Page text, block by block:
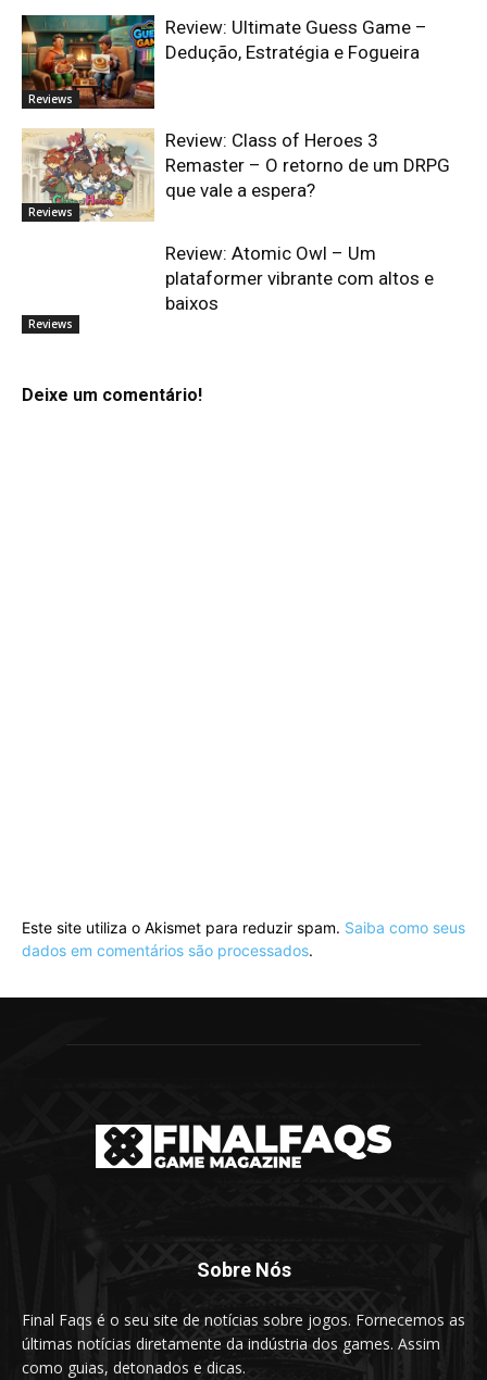
Reviews
Review: Ultimate Guess Game –
Dedução, Estratégia e Fogueira
Reviews
Review: Class of Heroes 3
Remaster – O retorno de um DRPG
que vale a espera?
Reviews
Review: Atomic Owl – Um
plataformer vibrante com altos e
baixos
Deixe um comentário!
Este site utiliza o Akismet para reduzir spam. Saiba como seus
dados em comentários são processados.
Sobre Nós
Final Faqs é o seu site de notícias sobre jogos. Fornecemos as
últimas notícias diretamente da indústria dos games. Assim
como guias, detonados e dicas.